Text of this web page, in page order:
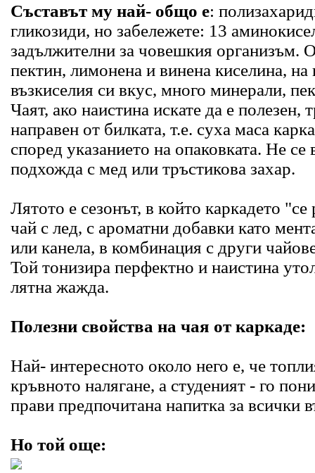
Съставът му най- общо е:
гликозиди, но забележете: 13
задължителни за човешкия организъм.
пектин, лимонена и винена киселина,
възкиселия си вкус, много минерали,
Чаят, ако наистина искате да е полезен,
направен от билката, т.е. суха маса
според указанието на опаковката. Не се
подхожда с мед или тръстикова захар.
Лятото е сезонът, в който каркадето "се
чай с лед, с ароматни добавки като
или канела, в комбинация с други
Той тонизира перфектно и наистина
лятна жажда.
Полезни свойства на чая от каркаде:
Най- интересното около него е, че
кръвното налягане, а студеният - го
прави предпочитана напитка за всички
Но той още: